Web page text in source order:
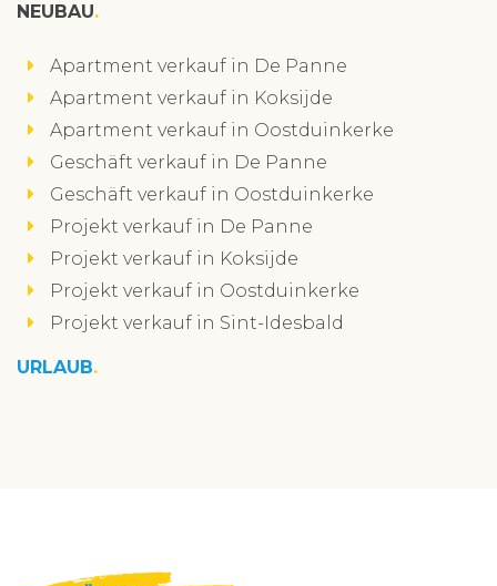
NEUBAU
Apartment verkauf in De Panne
Apartment verkauf in Koksijde
Apartment verkauf in Oostduinkerke
Geschäft verkauf in De Panne
Geschäft verkauf in Oostduinkerke
Projekt verkauf in De Panne
Projekt verkauf in Koksijde
Projekt verkauf in Oostduinkerke
Projekt verkauf in Sint-Idesbald
URLAUB